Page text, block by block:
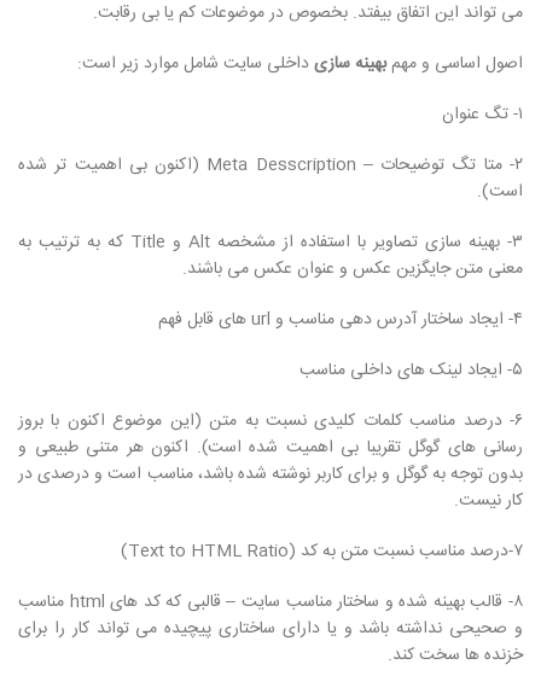
می تواند این اتفاق بیفتد. بخصوص در موضوعات کم یا بی رقابت.
اصول اساسی و مهمبهینه سازیداخلی سایت شامل موارد زیر است:
۱- تگ عنوان
۲- متا تگ توضیحات – Meta Desscription (اکنون بی اهمیت تر شده
است).
۳- بهینه سازی تصاویر با استفاده از مشخصه Alt و Title که به ترتیب به
معنی متن جایگزین عکس و عنوان عکس می باشند.
۴- ایجاد ساختار آدرس دهی مناسب و url های قابل فهم
۵- ایجاد لینک های داخلی مناسب
۶- درصد مناسب کلمات کلیدی نسبت به متن (این موضوع اکنون با بروز
رسانی های گوگل تقریبا بی اهمیت شده است). اکنون هر متنی طبیعی و
بدون توجه به گوگل و برای کاربر نوشته شده باشد، مناسب است و درصدی در
کار نیست.
۷-درصد مناسب نسبت متن به کد (Text to HTML Ratio)
۸- قالب بهینه شده و ساختار مناسب سایت – قالبی که کد های html مناسب
و صحیحی نداشته باشد و یا دارای ساختاری پیچیده می تواند کار را برای
خزنده ها سخت کند.